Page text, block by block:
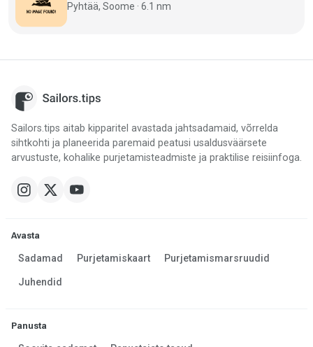
Pyhtää, Soome · 6.1 nm
Sailors.tips aitab kipparitel avastada jahtsadamaid, võrrelda
sihtkohti ja planeerida paremaid peatusi usaldusväärsete
arvustuste, kohalike purjetamisteadmiste ja praktilise reisiinfoga.
Avasta
Sadamad Purjetamiskaart Purjetamismarsruudid
Juhendid
Panusta